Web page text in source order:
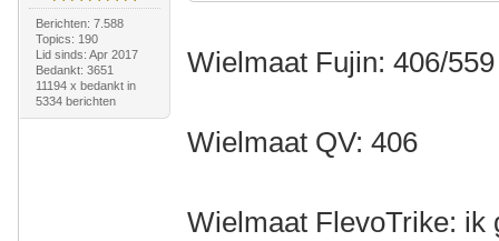
Berichten: 7.588
Topics: 190
Lid sinds: Apr 2017
Bedankt: 3651
11194 x bedankt in
5334 berichten
Wielmaat Fujin: 406/559
Wielmaat QV: 406
Wielmaat FlevoTrike: ik